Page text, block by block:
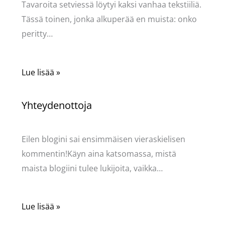
Tavaroita setviessä löytyi kaksi vanhaa tekstiiliä.
Tässä toinen, jonka alkuperää en muista: onko
peritty…
Lue lisää »
Yhteydenottoja
Eilen blogini sai ensimmäisen vieraskielisen
kommentin!Käyn aina katsomassa, mistä
maista blogiini tulee lukijoita, vaikka…
Lue lisää »